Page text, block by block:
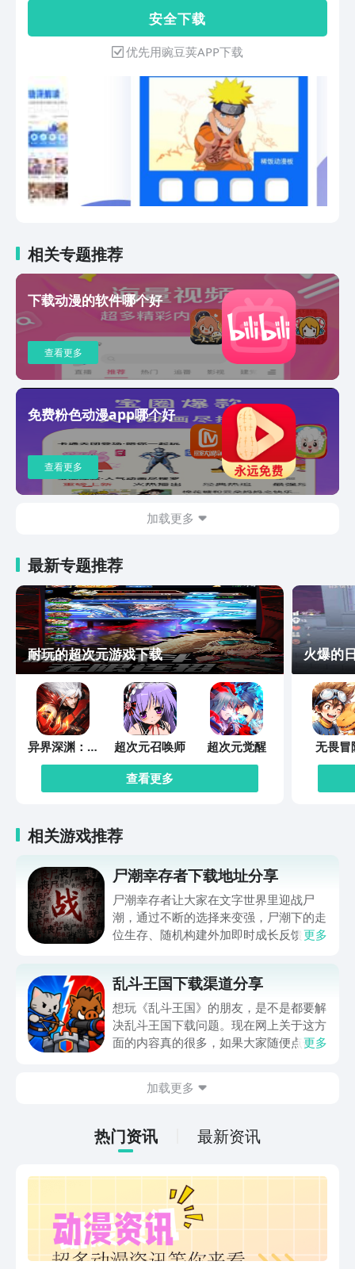
安 全 下 载
优先用豌豆荚APP下载
相关专题推荐
下载动漫的软件哪个好
查看更多
免费粉色动漫app哪个好
查看更多
加载更多
最新专题推荐
耐玩的超次元游戏下载
异界深渊：觉
醒
超次元召唤师
超次元觉醒
查看更多
火爆的
无畏冒
相关游戏推荐
尸潮幸存者下载地址分享
尸潮幸存者让大家在文字世界里迎战尸
潮，通过不断的选择来变强，尸潮下的走
位生存、随机构建外加即时成长反馈，让
入到这个满是僵尸的世界努力求生，想玩
的可千万别错过，赶快来看一看吧。
更多
乱斗王国下载渠道分享
想玩《乱斗王国》的朋友，是不是都要解
决乱斗王国下载问题。现在网上关于这方
面的内容真的很多，如果大家随便点击陌
app进行下载会更加方便，九游是手游福
游戏资源，还能及时查看后续的消息、活
动内容等相关信息。
更多
加载更多
热门资讯 最新资讯